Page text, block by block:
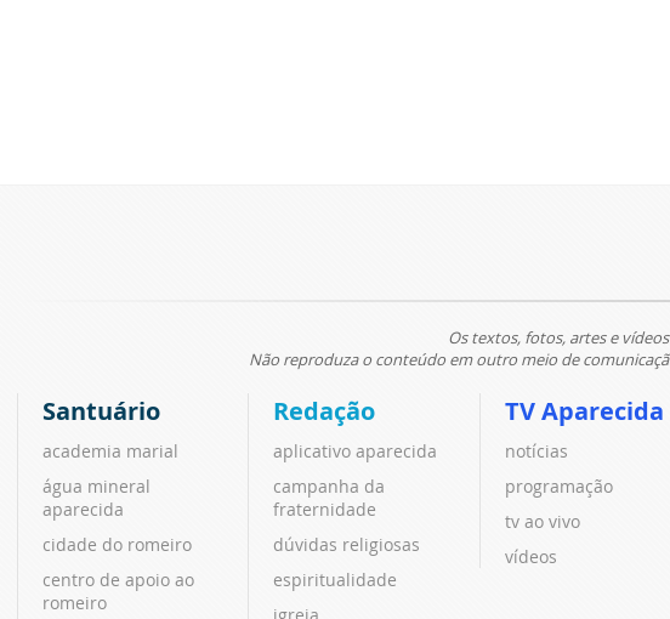
Os textos, fotos, artes e
Não reproduza o conteúdo em outro meio de
Santuário
academia marial
água mineral
aparecida
cidade do romeiro
centro de apoio ao
romeiro
Redação
aplicativo aparecida
campanha da
fraternidade
dúvidas religiosas
espiritualidade
igreja
TV Aparecida
notícias
programação
tv ao vivo
vídeos